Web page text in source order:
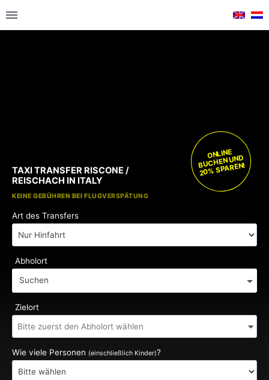
KOSTENLOSE KINDERSITZE
KEINE GEBÜHREN BEI FLUGVERSPÄTUNG
TAXI TRANSFER RISCONE /
REISCHACH IN ITALY
ONLINE
BUCHEN UND
20% SPAREN!
Art des Transfers
Abholort
Suchen
Zielort
Wie viele Personen (einschließlich Kinder)?